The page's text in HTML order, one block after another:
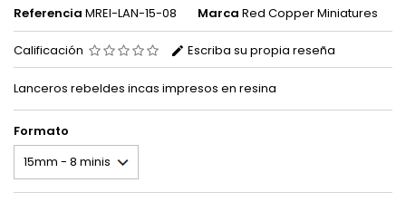
Referencia MREI-LAN-15-08 Marca Red Copper Miniatures
Calificación Escriba su propia reseña
Lanceros rebeldes incas impresos en resina
Formato